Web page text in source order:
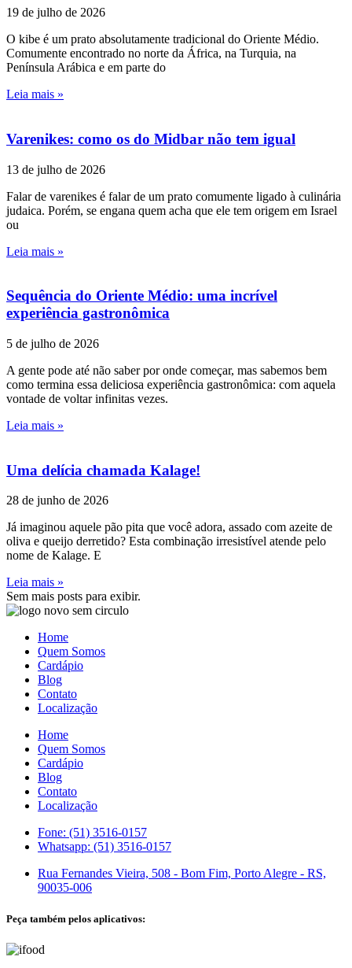
19 de julho de 2026
O kibe é um prato absolutamente tradicional do Oriente Médio.
Comumente encontrado no norte da África, na Turquia, na
Península Arábica e em parte do
Leia mais »
Varenikes: como os do Midbar não tem igual
13 de julho de 2026
Falar de varenikes é falar de um prato comumente ligado à culinária
judaica. Porém, se engana quem acha que ele tem origem em Israel
ou
Leia mais »
Sequência do Oriente Médio: uma incrível
experiência gastronômica
5 de julho de 2026
A gente pode até não saber por onde começar, mas sabemos bem
como termina essa deliciosa experiência gastronômica: com aquela
vontade de voltar infinitas vezes.
Leia mais »
Uma delícia chamada Kalage!
28 de junho de 2026
Já imaginou aquele pão pita que você adora, assado com azeite de
oliva e queijo derretido? Esta combinação irresistível atende pelo
nome de Kalage. E
Leia mais »
Sem mais posts para exibir.
Home
Quem Somos
Cardápio
Blog
Contato
Localização
Home
Quem Somos
Cardápio
Blog
Contato
Localização
Fone: (51) 3516-0157
Whatsapp: (51) 3516-0157
Rua Fernandes Vieira, 508 - Bom Fim, Porto Alegre - RS,
90035-006
Peça também pelos aplicativos: